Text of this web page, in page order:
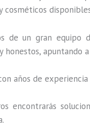
cosméticos
de un gran equipo
honestos,
años de
encontrarás